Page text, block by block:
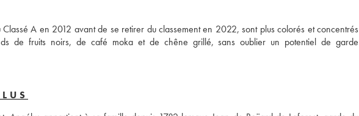
A en 2012 avant de se retirer du classement en 2022, sont plus colorés et concentrés
de fruits noirs, de café moka et de chêne grillé, sans oublier un potentiel de garde